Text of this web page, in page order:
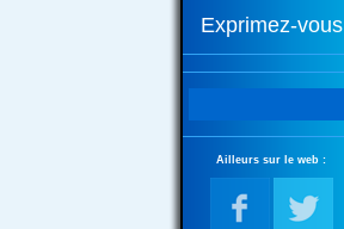
Exprimez-vous
Ailleurs sur le web :